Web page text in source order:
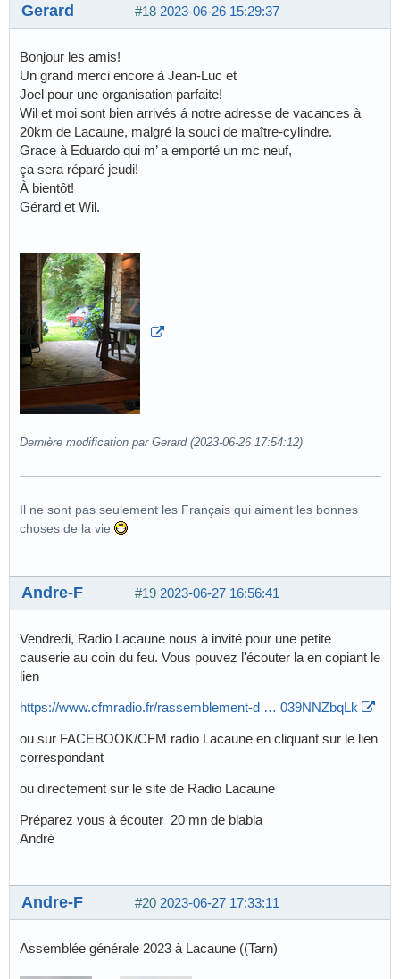
#18 2023-06-26 15:29:37
Gerard
Bonjour les amis!
Un grand merci encore à Jean-Luc et
Joel pour une organisation parfaite!
Wil et moi sont bien arrivés á notre adresse de vacances à
20km de Lacaune, malgré la souci de maître-cylindre.
Grace à Eduardo qui m’ a emporté un mc neuf,
ça sera réparé jeudi!
À bientôt!
Gérard et Wil.
Dernière modification par Gerard (2023-06-26 17:54:12)
Il ne sont pas seulement les Français qui aiment les bonnes
choses de la vie
#19 2023-06-27 16:56:41
Andre-F
Vendredi, Radio Lacaune nous à invité pour une petite
causerie au coin du feu. Vous pouvez l'écouter la en copiant le
lien
https://www.cfmradio.fr/rassemblement-d … 039NNZbqLk
ou sur FACEBOOK/CFM radio Lacaune en cliquant sur le lien
correspondant
ou directement sur le site de Radio Lacaune
Préparez vous à écouter 20 mn de blabla
André
#20 2023-06-27 17:33:11
Andre-F
Assemblée générale 2023 à Lacaune ((Tarn)